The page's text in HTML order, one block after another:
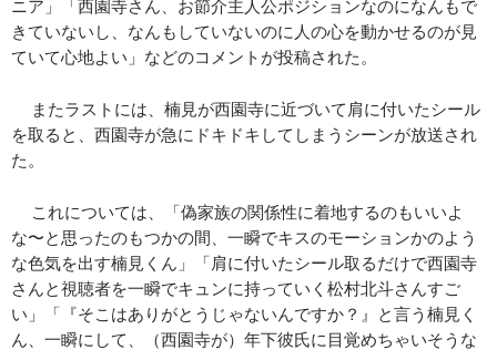
ニア」「西園寺さん、お節介主人公ポジションなのになんもで
きていないし、なんもしていないのに人の心を動かせるのが見
ていて心地よい」などのコメントが投稿された。
またラストには、楠見が西園寺に近づいて肩に付いたシール
を取ると、西園寺が急にドキドキしてしまうシーンが放送され
た。
これについては、「偽家族の関係性に着地するのもいいよ
な〜と思ったのもつかの間、一瞬でキスのモーションかのよう
な色気を出す楠見くん」「肩に付いたシール取るだけで西園寺
さんと視聴者を一瞬でキュンに持っていく松村北斗さんすご
い」「『そこはありがとうじゃないんですか？』と言う楠見く
ん、一瞬にして、（西園寺が）年下彼氏に目覚めちゃいそうな